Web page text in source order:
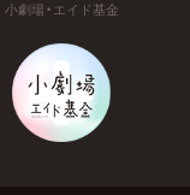
小劇場・エイド基金